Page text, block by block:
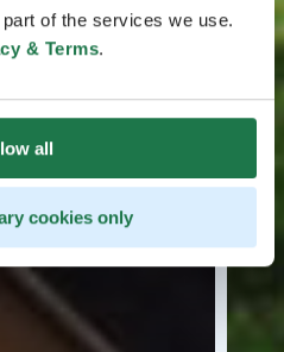
of the services we use.
& Terms.
all
cookies only